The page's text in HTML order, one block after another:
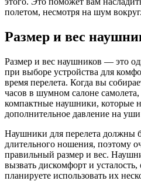
полетом, несмотря на шум вокруг.
Размер и вес
Размер и вес наушников — это
при выборе устройства для
время перелета. Когда вы
часов в шумном салоне
компактные наушники, которые
дополнительное давление на уши
Наушники для перелета должны
длительного ношения, поэтому
правильный размер и вес.
вызвать дискомфорт и
планируете использовать их